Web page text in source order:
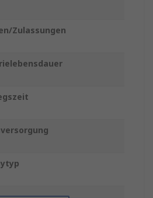
Zulassungen